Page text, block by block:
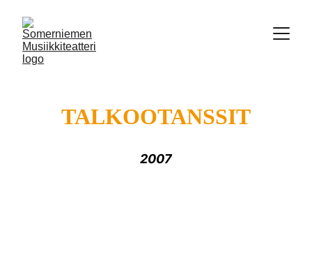
TALKOOTANSSIT
2007